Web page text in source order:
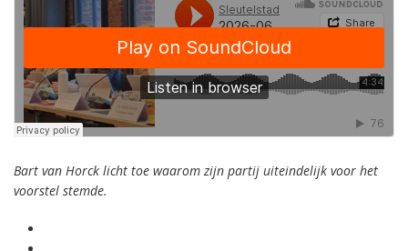
Bart van Horck licht toe waarom zijn partij uiteindelijk voor het
voorstel stemde.